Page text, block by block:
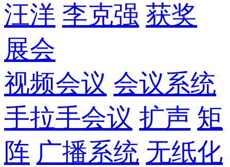
汪洋 李克强 获奖
展会
视频会议 会议系统
手拉手会议 扩声 矩
阵 广播系统 无纸化